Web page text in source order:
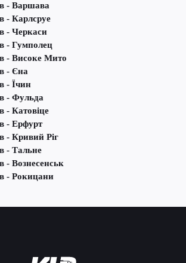
- Варшава
- Карлсруе
- Черкаси
- Гумполец
- Високе Мито
- Єна
- Їчин
- Фульда
- Катовіце
- Ерфурт
- Кривий Ріг
- Тальне
- Вознесенськ
- Рокицани